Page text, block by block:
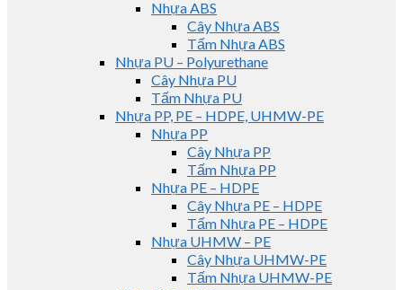
Nhựa ABS
Cây Nhựa ABS
Tấm Nhựa ABS
Nhựa PU – Polyurethane
Cây Nhựa PU
Tấm Nhựa PU
Nhựa PP, PE – HDPE, UHMW-PE
Nhựa PP
Cây Nhựa PP
Tấm Nhựa PP
Nhựa PE – HDPE
Cây Nhựa PE – HDPE
Tấm Nhựa PE – HDPE
Nhựa UHMW – PE
Cây Nhựa UHMW-PE
Tấm Nhựa UHMW-PE